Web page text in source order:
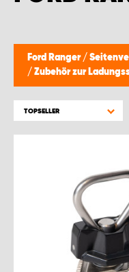
Ford Ranger /
/ Zubehör zur
TOPSELLER